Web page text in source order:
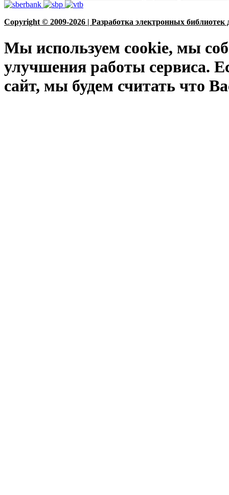
Copyright © 2009-2026 | Разработка электронных библиотек
Мы используем cookie, мы
улучшения работы сервиса.
сайт, мы будем считать что